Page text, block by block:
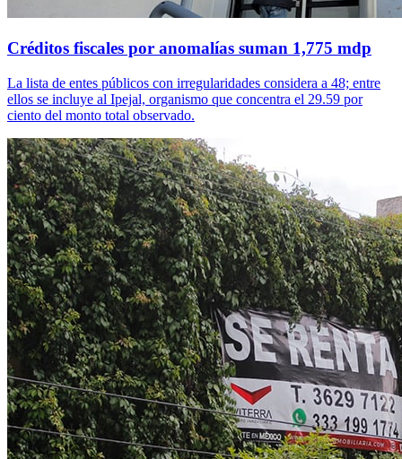
Créditos fiscales por anomalías suman 1,775 mdp
La lista de entes públicos con irregularidades considera a 48; entre
ellos se incluye al Ipejal, organismo que concentra el 29.59 por
ciento del monto total observado.